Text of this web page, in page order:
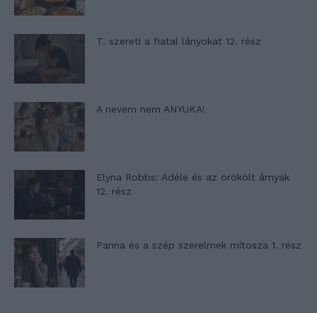
T. szereti a fiatal lányokat 12. rész
A nevem nem ANYUKA!
Elyna Robbs: Adéle és az örökölt árnyak
12. rész
Panna és a szép szerelmek mítosza 1. rész